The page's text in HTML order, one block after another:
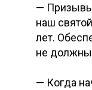
— Призывы
наш
лет.
не должны
— Когда